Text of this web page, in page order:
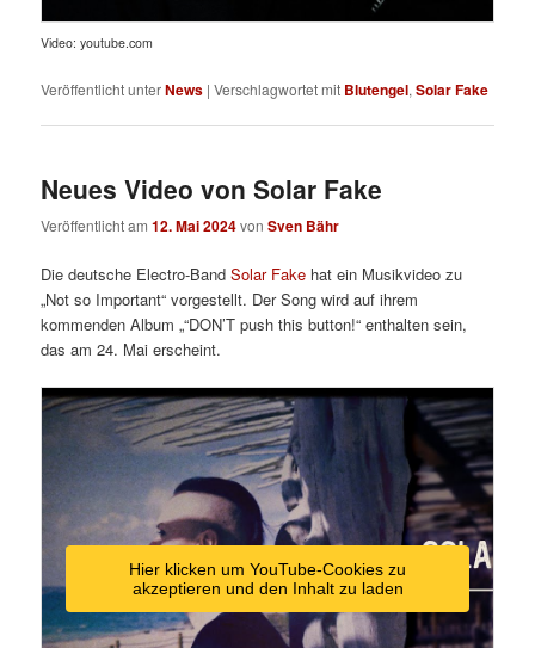
Video: youtube.com
Veröffentlicht unterNews |Verschlagwortet mit Blutengel,Solar Fake
Neues Video von Solar Fake
Veröffentlicht am12. Mai 2024vonSven Bähr
Die deutsche Electro-BandSolar Fake hat ein Musikvideo zu
„Not so Important“ vorgestellt. Der Song wird auf ihrem
kommenden Album„“DON’T push this button!“ enthalten sein,
das am 24. Mai erscheint.
Hier klicken um YouTube-Cookies zu
akzeptieren und den Inhalt zu laden